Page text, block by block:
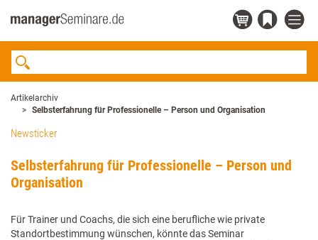
Artikelarchiv
Selbsterfahrung für Professionelle – Person und Organisation
Newsticker
Selbsterfahrung für Professionelle – Person und
Organisation
Für Trainer und Coachs, die sich eine berufliche wie private
Standortbestimmung wünschen, könnte das Seminar